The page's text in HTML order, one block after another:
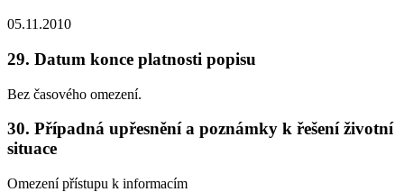
05.11.2010
29. Datum konce platnosti popisu
Bez časového omezení.
30. Případná upřesnění a poznámky k řešení životní
situace
Omezení přístupu k informacím